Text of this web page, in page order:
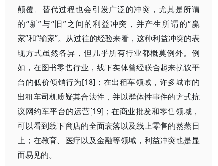
颠覆、替代过程也会引发广泛的冲突，尤其是所谓
的“新”与“旧”之间的利益冲突，并产生所谓的“赢
家”和“输家”。从过往的经验来看，这种利益冲突的表
现方式虽然各异，但几乎所有行业都概莫例外。例
如，在图书零售行业，线下实体曾经联合起来抗议平
台的低价倾销行为[18]；在出租车领域，许多城市的
出租车司机质疑其合法性，并以群体性事件的方式抗
议网约车平台的运营[19]；在商业批发和零售领域，
可以看到线下商店的全面衰落以及线上零售的蒸蒸日
上；在教育、医疗以及金融等领域，利益冲突也是显
而易见的。